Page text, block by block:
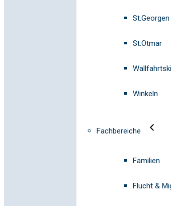
St.Georgen
St.Otmar
Winkeln
Fachbereiche
Familien
Flucht &